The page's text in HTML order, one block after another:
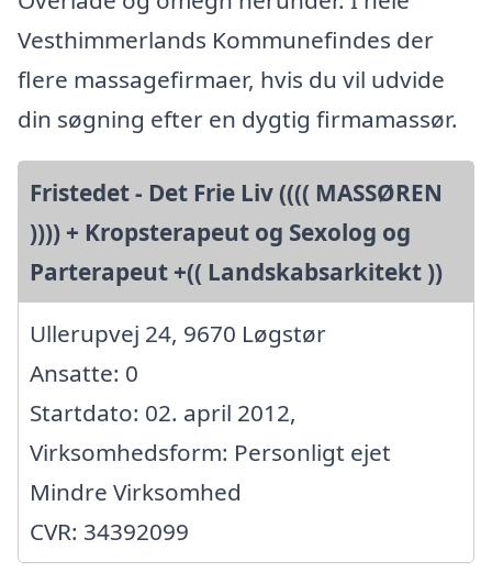
Vesthimmerlands Kommunefindes der
flere massagefirmaer, hvis du vil udvide
din søgning efter en dygtig firmamassør.
Fristedet - Det Frie Liv (((( MASSØREN
)))) + Kropsterapeut og Sexolog og
Parterapeut +(( Landskabsarkitekt ))
Ullerupvej 24, 9670 Løgstør
Ansatte: 0
Startdato: 02. april 2012,
Virksomhedsform: Personligt ejet
Mindre Virksomhed
CVR: 34392099